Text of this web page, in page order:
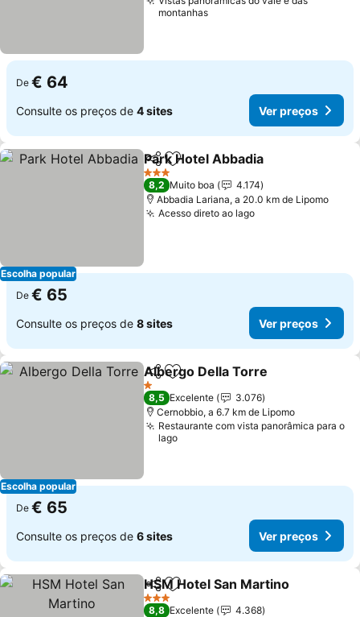
montanhas
De € 64
Consulte os preços de 4 sites Ver preços
Escolha popular
PartilharAdicionar aos favoritos
Park Hotel Abbadia
3 Estrelas
8,2 Muito boa
4.174
Abbadia Lariana, a 20.0 km de Lipomo
Acesso direto ao lagoVer preços
De € 65
Consulte os preços de 8 sites Ver preços
Escolha popular
PartilharAdicionar aos favoritos
Albergo Della Torre
1 Estrelas
8,5 Excelente
3.076
Cernobbio, a 6.7 km de Lipomo
Restaurante com vista panorâmica para o
lago
De € 65
Consulte os preços de 6 sites Ver preços
PartilharAdicionar aos favoritos
HSM Hotel San Martino
3 Estrelas
8,8 Excelente
4.368